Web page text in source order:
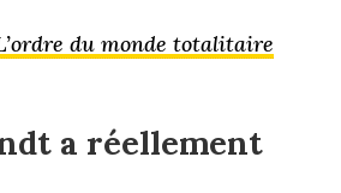
du monde totalitaire
a réellement